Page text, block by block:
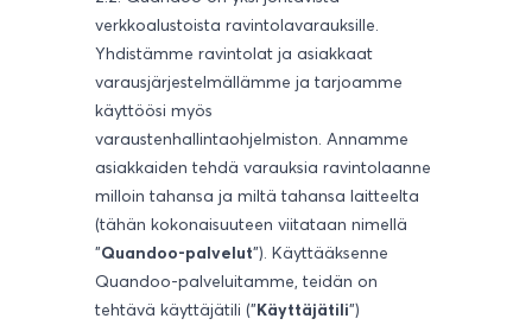
verkkoalustoista ravintolavarauksille.
Yhdistämme ravintolat ja asiakkaat
varausjärjestelmällämme ja tarjoamme
käyttöösi myös
varaustenhallintaohjelmiston. Annamme
asiakkaiden tehdä varauksia ravintolaanne
milloin tahansa ja miltä tahansa laitteelta
(tähän kokonaisuuteen viitataan nimellä
"Quandoo-palvelut"). Käyttääksenne
Quandoo-palveluitamme, teidän on
tehtävä käyttäjätili ("Käyttäjätili")